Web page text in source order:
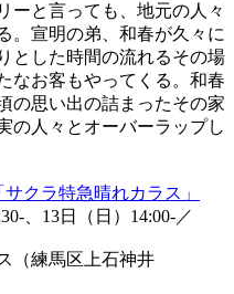
ーと言っても、地元の人々
。宣明の弟、和春が久々に
とした時間の流れるその場
なお客もやってくる。和春
の思い出の詰まったその家
の人々とオーバーラップし
サクラ特急晴れカラス」
、13日（日）14:00-／
（練馬区上石神井